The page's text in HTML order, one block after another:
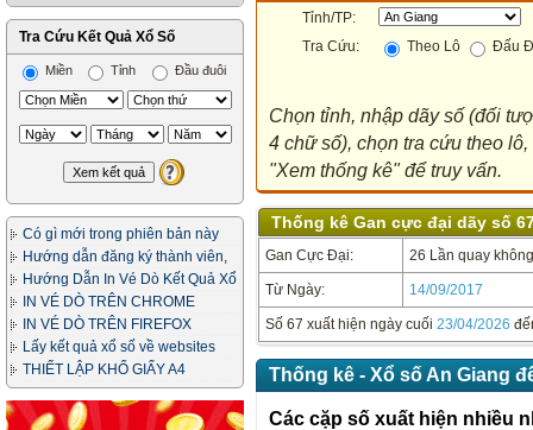
Tra Cứu Kết Quả Xổ Số
Miền Tỉnh Đầu đuôi
Có gì mới trong phiên bản này
Hướng dẫn đăng ký thành viên,
in vé dò
Hướng Dẫn In Vé Dò Kết Quả Xổ
SốIN VÉ DÒ TRÊN CHROME
IN VÉ DÒ TRÊN FIREFOX
Lấy kết quả xổ số về websites
của bạn
THIẾT LẬP KHỔ GIẤY A4
Tỉnh/TP:
Tra Cứu:
Theo Lô Đấu
Chọn tỉnh, nhập dãy số (đối
4 chữ số), chọn tra cứu theo
"Xem thống kê" để truy vấn.
Thống kê Gan cực đại dãy số
Gan Cực Đại: 26 Lần quay
Từ Ngày: 14/09/2017
Số 67 xuất hiện ngày cuối 23/04/2026
Thống kê - Xổ số An Giang
Các cặp số xuất hiện nhiều